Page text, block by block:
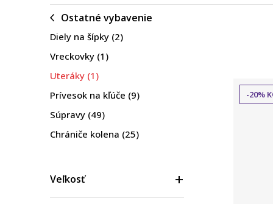
Ostatné vybavenie
Diely na šípky (2)
Vreckovky (1)
Uteráky (1)
Prívesok na kľúče (9)
Súpravy (49)
Chrániče kolena (25)
Bandáže a ortézy
Veľkosť
-20%